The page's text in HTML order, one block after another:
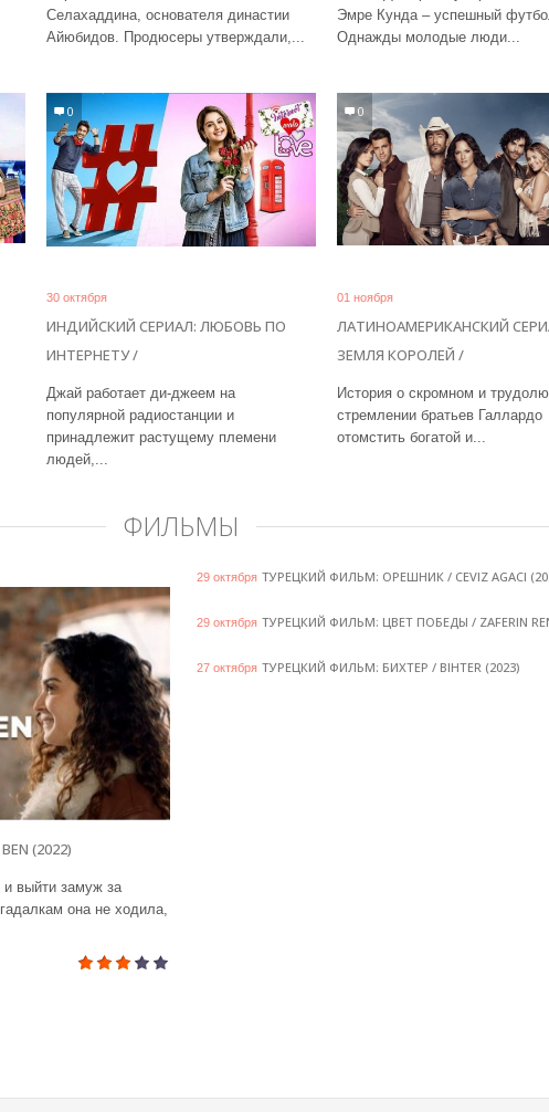
Селахаддина, основателя династии
Айюбидов. Продюсеры утверждали,...
Эмре Кунда – успешный
Однажды молодые люди...
0
30 октября
ИНДИЙСКИЙ СЕРИАЛ: ЛЮБОВЬ ПО
ИНТЕРНЕТУ /
Джай работает ди-джеем на
популярной радиостанции и
принадлежит растущему племени
людей,...
0
01 ноября
ЛАТИНОАМЕРИКАНСКИЙ
ЗЕМЛЯ КОРОЛЕЙ /
История о скромном и
стремлении братьев Галлардо
отомстить богатой и...
ФИЛЬМЫ
(2022)
выйти замуж за
она не ходила,
29 октября ТУРЕЦКИЙ ФИЛЬМ: ОРЕШНИК / CEVIZ AGACI
29 октября ТУРЕЦКИЙ ФИЛЬМ: ЦВЕТ ПОБЕДЫ / ZAFERIN
27 октября ТУРЕЦКИЙ ФИЛЬМ: БИХТЕР / BIHTER (2023)